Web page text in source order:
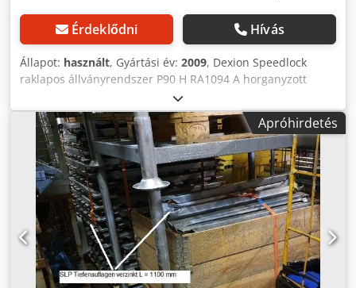
Érdeklődni Hívás
Állapot: használt, Gyártási év: 2009, Dexion Speedlock
raklapos állványrendszer P90 H RA1094 A horganyzott
Dexion P90H raklapos állványrendszer ideális a raklapok
tárolásához, és rendkívül hatékony, rugalmas megoldást
kínál minden igényre. Termékinformációk: - P90 H típusú
függőleges keret, csavarozott kitöltőlemezzel. - Magasság x
mélység 8.450 x 1.100 mm - oszlopszélesség 90 mm. SLI
típusú gerenda 2,700 mm, zárócsapokkal együtt. -
Polcterhelés 1 200 kg egyenletesen elosztott terheléssel. -
Padlórögzítés a helyszínen példa Alap rekesz hossza 2 880
mm + kiegészítő rekesz hossza 2 790 mm Alap mező, amely
a következőkből áll: 2 db álló keret 10 db. gerendák,
zárócsapokkal együtt Bővítő panel, amely a következőkből
áll: 1 db. függőleges keret 10 db. gerendák, zárócsapokkal
Apróhirdetés